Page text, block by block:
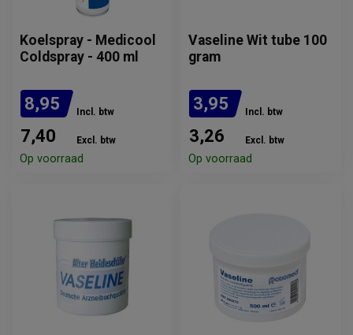
Koelspray - Medicool
Coldspray - 400 ml
8,95 Incl. btw
7,40 Excl. btw
Op voorraad
Vaseline Wit tube 100
gram
3,95 Incl. btw
3,26 Excl. btw
Op voorraad